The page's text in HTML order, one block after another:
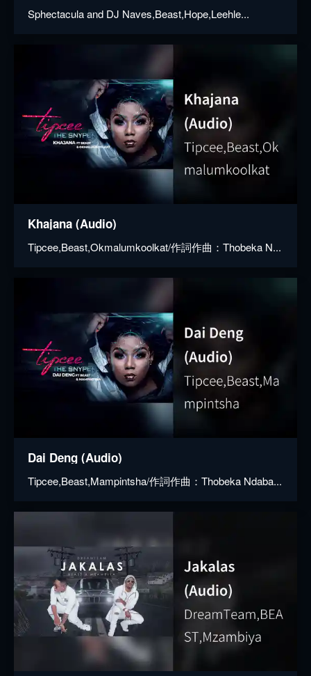
Sphectacula and DJ Naves,Beast,Hope,Leehle...
Khajana (Audio)
Tipcee,Beast,Okmalumkoolkat/作詞作曲：Thobeka N...
Dai Deng (Audio)
Tipcee,Beast,Mampintsha/作詞作曲：Thobeka Ndaba...